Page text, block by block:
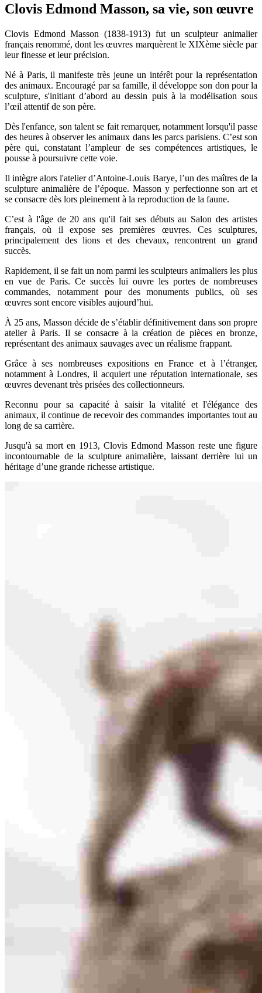
Clovis Edmond Masson, sa vie, son œuvre
Clovis Edmond Masson (1838-1913) fut un sculpteur animalier
français renommé, dont les œuvres marquèrent le XIXème siècle par
leur finesse et leur précision.
Né à Paris, il manifeste très jeune un intérêt pour la représentation
des animaux. Encouragé par sa famille, il développe son don pour la
sculpture, s'initiant d’abord au dessin puis à la modélisation sous
l’œil attentif de son père.
Dès l'enfance, son talent se fait remarquer, notamment lorsqu'il passe
des heures à observer les animaux dans les parcs parisiens. C’est son
père qui, constatant l’ampleur de ses compétences artistiques, le
pousse à poursuivre cette voie.
Il intègre alors l'atelier d’Antoine-Louis Barye, l’un des maîtres de la
sculpture animalière de l’époque. Masson y perfectionne son art et
se consacre dès lors pleinement à la reproduction de la faune.
C’est à l'âge de 20 ans qu'il fait ses débuts au Salon des artistes
français, où il expose ses premières œuvres. Ces sculptures,
principalement des lions et des chevaux, rencontrent un grand
succès.
Rapidement, il se fait un nom parmi les sculpteurs animaliers les plus
en vue de Paris. Ce succès lui ouvre les portes de nombreuses
commandes, notamment pour des monuments publics, où ses
œuvres sont encore visibles aujourd’hui.
À 25 ans, Masson décide de s’établir définitivement dans son propre
atelier à Paris. Il se consacre à la création de pièces en bronze,
représentant des animaux sauvages avec un réalisme frappant.
Grâce à ses nombreuses expositions en France et à l’étranger,
notamment à Londres, il acquiert une réputation internationale, ses
œuvres devenant très prisées des collectionneurs.
Reconnu pour sa capacité à saisir la vitalité et l'élégance des
animaux, il continue de recevoir des commandes importantes tout au
long de sa carrière.
Jusqu'à sa mort en 1913, Clovis Edmond Masson reste une figure
incontournable de la sculpture animalière, laissant derrière lui un
héritage d’une grande richesse artistique.